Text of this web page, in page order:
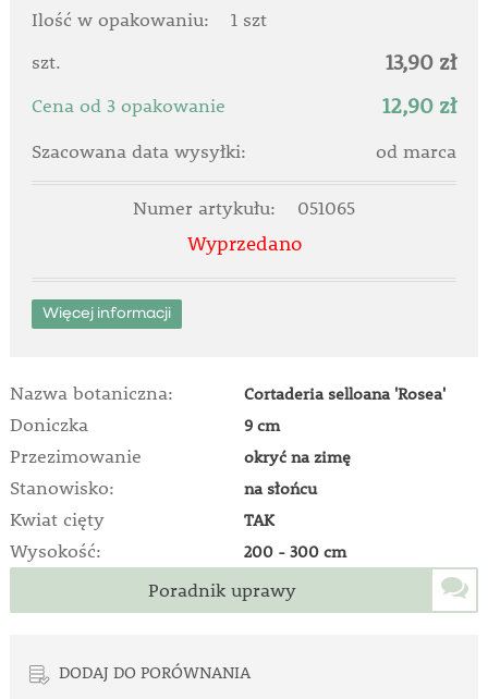
Ilość w opakowaniu:
1 szt
szt.
13,90 zł
Cena od 3 opakowanie 12,90 zł
Szacowana data wysyłki: od marca
Numer artykułu: 051065
Wyprzedano
Więcej informacji
Nazwa botaniczna: Cortaderia selloana 'Rosea'
Doniczka 9 cm
Przezimowanie okryć na zimę
Stanowisko: na słońcu
Kwiat cięty TAK
Wysokość: 200 - 300 cm
Poradnik uprawy
DODAJ DO PORÓWNANIA